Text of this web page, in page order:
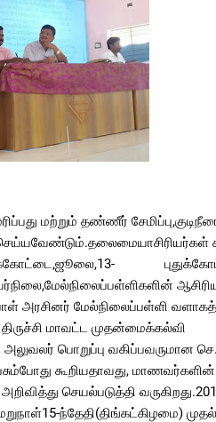
மற்றும் தண்ணீர்
அரசினர் மேல்நிலைப்பள்ளி
மாவட்ட முதன்மைக்கல்வி
பொறுப்பு வகிப்பவருமான
கூறியதாவது,
செயல்படுத்தி
ந்தேதி(திங்கட்கிழமை) முதல்